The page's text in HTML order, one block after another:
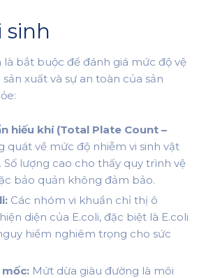
sinh
là bắt buộc để đánh giá mức độ vệ
xuất và sự an toàn của sản
hiếu khí (Total Plate Count –
quát về mức độ nhiễm vi sinh vật
lượng cao cho thấy quy trình vệ
bảo quản không đảm bảo.
Các nhóm vi khuẩn chỉ thị ô
diện của E.coli, đặc biệt là E.coli
hiểm nghiêm trọng cho sức
mốc: Mứt dừa giàu đường là môi